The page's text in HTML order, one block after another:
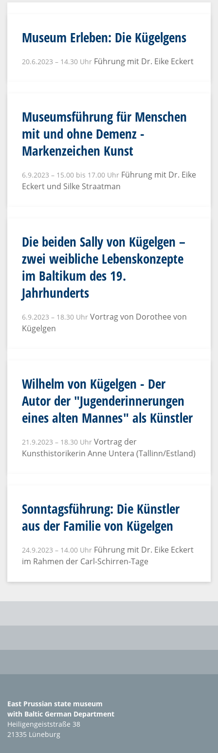
Museum Erleben: Die Kügelgens
20.6.2023 – 14.30 Uhr Führung mit Dr. Eike Eckert
Museumsführung für Menschen
mit und ohne Demenz -
Markenzeichen Kunst
6.9.2023 – 15.00 bis 17.00 Uhr Führung mit Dr. Eike
Eckert und Silke Straatman
Die beiden Sally von Kügelgen –
zwei weibliche Lebenskonzepte
im Baltikum des 19.
Jahrhunderts
6.9.2023 – 18.30 Uhr Vortrag von Dorothee von
Kügelgen
Wilhelm von Kügelgen - Der
Autor der "Jugenderinnerungen
eines alten Mannes" als Künstler
21.9.2023 – 18.30 Uhr Vortrag der
Kunsthistorikerin Anne Untera (Tallinn/Estland)
Sonntagsführung: Die Künstler
aus der Familie von Kügelgen
24.9.2023 – 14.00 Uhr Führung mit Dr. Eike Eckert
im Rahmen der Carl-Schirren-Tage
East Prussian state museum
with Baltic German Department
Heiligengeiststraße 38
21335 Lüneburg